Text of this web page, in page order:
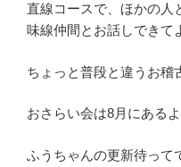
直線コースで、ほかの人
味線仲間とお話しできて
ちょっと普段と違うお稽
おさらい会は8月にある
ふうちゃんの更新待って